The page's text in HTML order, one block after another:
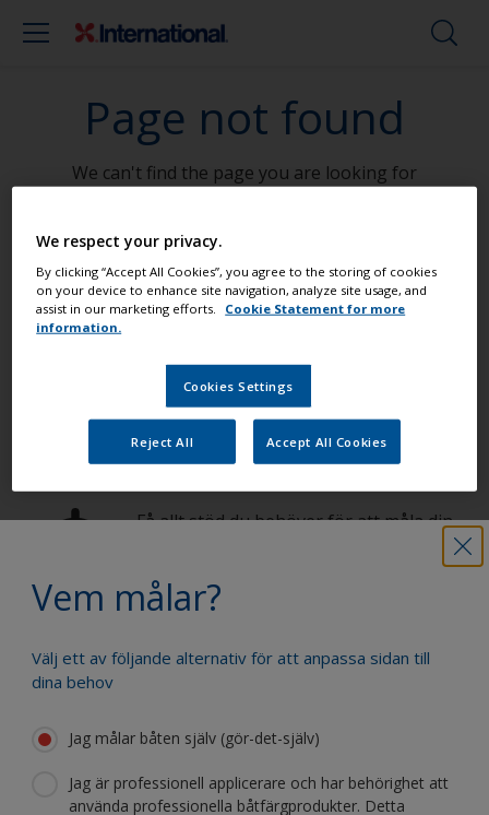
Page not found
We can't find the page you are looking for
Go To Home
Vem målar?
Välj ett av följande alternativ för att anpassa sidan till
dina behov
Jag målar båten själv (gör-det-själv)
Jag är professionell applicerare och har behörighet att
använda professionella båtfärgprodukter. Detta
Måla din båt som ett proffs
Hitta de bästa produkterna för att
underhålla din båt
Få allt stöd du behöver för att måla din
Dra nytta av vår kontinuerliga
innovation och vetenskapliga expertis
We respect your privacy.
By clicking “Accept All Cookies”, you agree to the storing of cookies
on your device to enhance site navigation, analyze site usage, and
assist in our marketing efforts.
Cookie Statement for more
information.
Cookies Settings
Reject All Accept All Cookies